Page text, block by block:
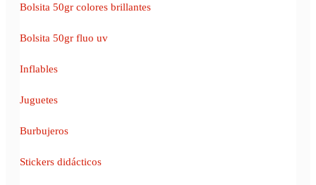
Bolsita 50gr colores brillantes
Bolsita 50gr fluo uv
Inflables
Juguetes
Burbujeros
Stickers didácticos